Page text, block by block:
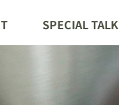
SPECIAL TALK